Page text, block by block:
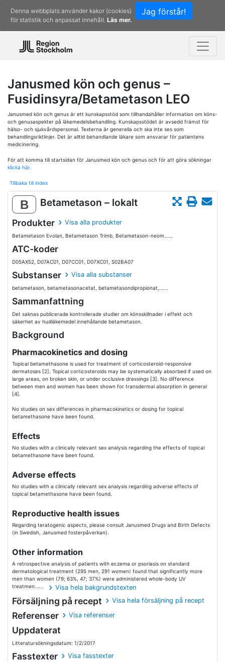
Jag förstår!
Denna webbplats använder kakor (cookies)
för statistik och anpassat innehåll. Läs mer.
Janusmed kön och genus –
Fusidinsyra/Betametason LEO
Janusmed kön och genus är ett kunskapsstöd som tillhandahåller information om köns-
och genusaspekter på läkemedelsbehandling. Kunskapsstödet är avsedd främst för
hälso- och sjukvårdspersonal. Texterna är generella och ska inte ses som
behandlingsriktlinjer. Det är alltid behandlande läkare som ansvarar för patientens
medicinering.
För att komma till startsidan för Janusmed kön och genus och för att göra sökningar
klicka här.
Tillbaka till index
B Betametason – lokalt
Produkter Visa alla produkter
Betametason Evolan, Betametason Trimb, Betametason-neom......
ATC-koder
D05AX52, D07AC01, D07CC01, D07XC01, S02BA07
Substanser Visa alla substanser
betametason, betametasonacetat, betametasondipropionat,......
Sammanfattning
Det saknas publicerade kontrollerade studier om könsskillnader i effekt och
säkerhet av hudläkemedel innehållande betametason.
Background
Pharmacokinetics and dosing
Topical betamethasone is used for treatment of corticosteroid-responsive
dermatoses [2]. Topical corticosteroids may be systematically absorbed if used on
large areas, on broken skin, or under occlusive dressings [3]. No difference
between men and women has been shown for transdermal absorption in general
[4].
No studies on sex differences in pharmacokinetics or dosing for topical
betamethasone have been found.
Effects
No studies with a clinically relevant sex analysis regarding the effects of topical
betamethasone have been found.
Adverse effects
No studies with a clinically relevant sex analysis regarding adverse effects of
topical betamethasone have been found.
Reproductive health issues
Regarding teratogenic aspects, please consult Janusmed Drugs and Birth Defects
(in Swedish, Janusmed fosterpåverkan).
Other information
A retrospective analysis of patients with eczema or psoriasis on standard
dermatological treatment (295 men, 291 women) found that significantly more
men than women (79; 63%, 47; 37%) were administered whole-body UV
treatmen......
Visa hela bakgrundstexten
Försäljning på recept Visa hela försäljning på recept
Referenser Visa referenser
Uppdaterat
Litteratursökningsdatum: 1/2/2017
Fasstexter Visa fasstexter